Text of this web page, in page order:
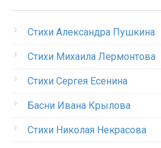
Стихи Александра Пушкина
Стихи Михаила Лермонтова
Стихи Сергея Есенина
Басни Ивана Крылова
Стихи Николая Некрасова